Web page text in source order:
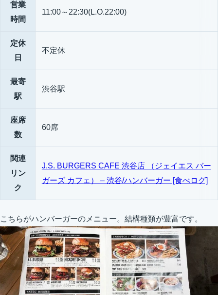
営業
時間
11:00～22:30(L.O.22:00)
定休
日
不定休
最寄
駅
渋谷駅
座席
数
60席
関連
リン
ク
J.S. BURGERS CAFE 渋谷店 （ジェイエス バー
ガーズ カフェ） – 渋谷/ハンバーガー [食べログ]
こちらがハンバーガーのメニュー。結構種類が豊富です。